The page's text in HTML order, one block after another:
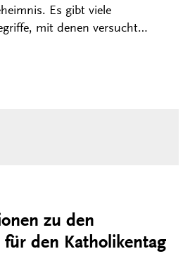
Es gibt viele
mit denen versucht…
zu den
den Katholikentag